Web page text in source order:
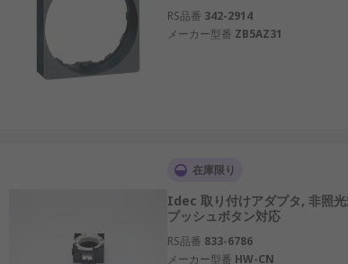
RS品番 342-2914
メーカー型番 ZB5AZ31
在庫限り
Idec 取り付けアダプタ, 非照
プッシュボタン対応
RS品番 833-6786
メーカー型番 HW-CN